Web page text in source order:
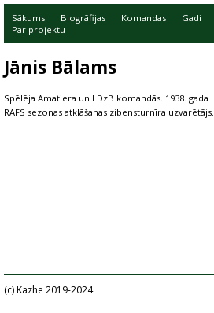
Sākums Biogrāfijas Komandas Gadi
Par projektu
Jānis Bālams
Spēlēja Amatiera un LDzB komandās. 1938. gada
RAFS sezonas atklāšanas zibensturnīra uzvarētājs.
(c) Kazhe 2019-2024